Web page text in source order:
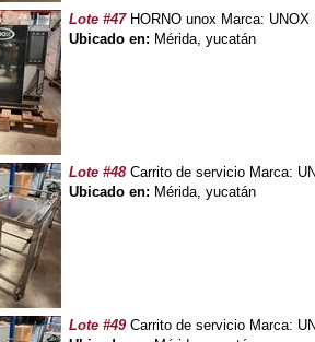
Lote #47HORNO unox Marca: UNOX
Ubicado en: Mérida, yucatán
Lote #48Carrito de servicio Marca:
Ubicado en: Mérida, yucatán
Lote #49Carrito de servicio Marca: